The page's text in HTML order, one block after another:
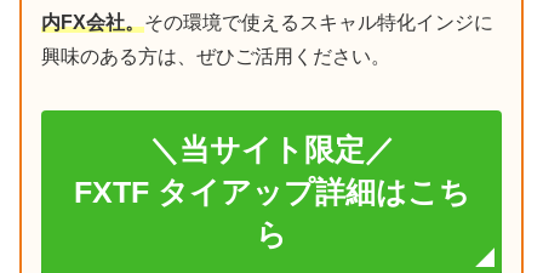
内FX会社。その環境で使えるスキャル特化インジに
興味のある方は、ぜひご活用ください。
＼当サイト限定／
FXTF タイアップ詳細はこち
ら